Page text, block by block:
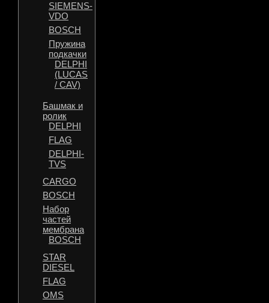
SIEMENS-
VDO
BOSCH
Пружина
подкачки
DELPHI
(LUCAS
/ CAV)
Башмак и
ролик
DELPHI
FLAG
DELPHI-
TVS
CARGO
BOSCH
Набор
частей
мембрана
BOSCH
STAR
DIESEL
FLAG
OMS